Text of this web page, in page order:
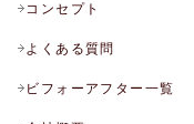
コンセプト
よくある質問
ビフォーアフター一覧